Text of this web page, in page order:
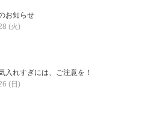
お知らせ
(火)
入れすぎには、ご注意を！
(日)